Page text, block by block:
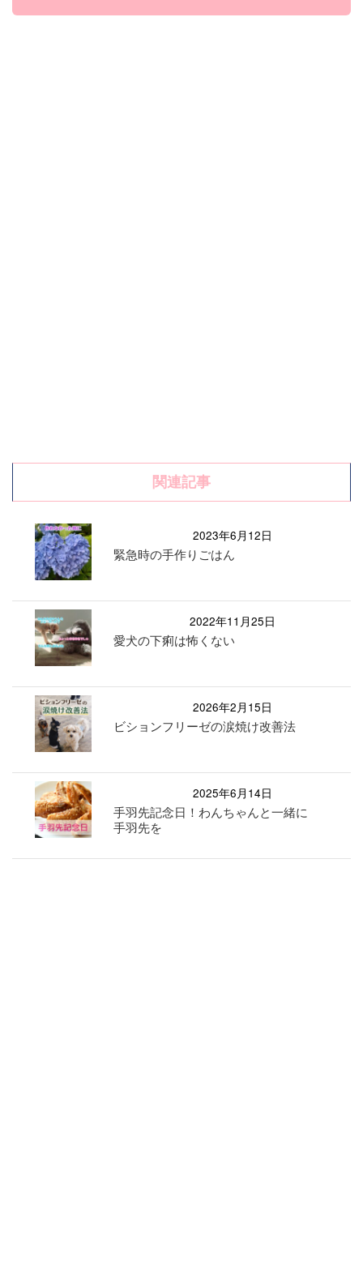
関連記事
2023年6月12日
緊急時の手作りごはん
2022年11月25日
愛犬の下痢は怖くない
2026年2月15日
ビションフリーゼの涙焼け改善法
2025年6月14日
手羽先記念日！わんちゃんと一緒に
手羽先を